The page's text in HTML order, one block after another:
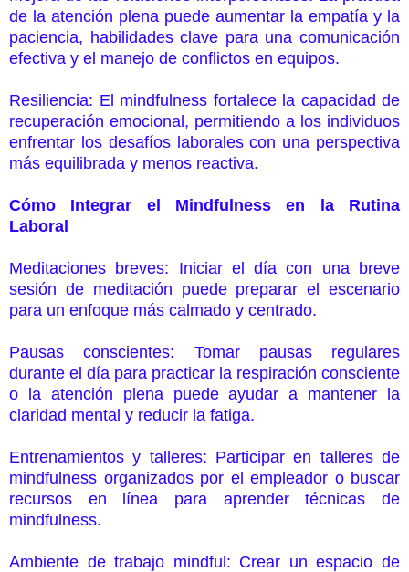
de la atención plena puede aumentar la empatía y la
paciencia, habilidades clave para una comunicación
efectiva y el manejo de conflictos en equipos.
Resiliencia: El mindfulness fortalece la capacidad de
recuperación emocional, permitiendo a los individuos
enfrentar los desafíos laborales con una perspectiva
más equilibrada y menos reactiva.
Cómo Integrar el Mindfulness en la Rutina
Laboral
Meditaciones breves: Iniciar el día con una breve
sesión de meditación puede preparar el escenario
para un enfoque más calmado y centrado.
Pausas conscientes: Tomar pausas regulares
durante el día para practicar la respiración consciente
o la atención plena puede ayudar a mantener la
claridad mental y reducir la fatiga.
Entrenamientos y talleres: Participar en talleres de
mindfulness organizados por el empleador o buscar
recursos en línea para aprender técnicas de
mindfulness.
Ambiente de trabajo mindful: Crear un espacio de